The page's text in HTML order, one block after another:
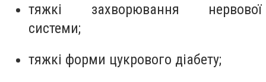
тяжкі захворювання нервової
системи;
тяжкі форми цукрового діабету;